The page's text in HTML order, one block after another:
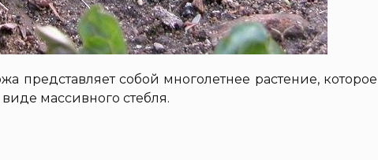
представляет собой многолетнее растение, которое
массивного стебля.